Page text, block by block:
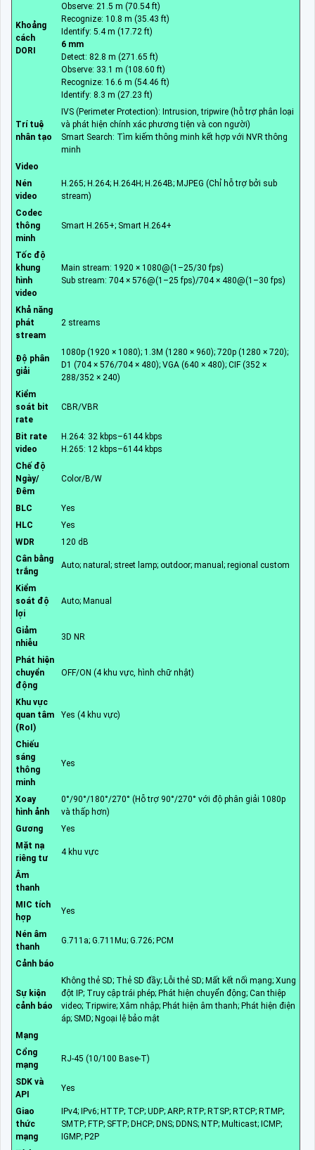
Khoảng
cách
DORI
Observe: 21.5 m (70.54 ft)
Recognize: 10.8 m (35.43 ft)
Identify: 5.4 m (17.72 ft)
6 mm
Detect: 82.8 m (271.65 ft)
Observe: 33.1 m (108.60 ft)
Recognize: 16.6 m (54.46 ft)
Identify: 8.3 m (27.23 ft)
Trí tuệ
nhân tạo
IVS (Perimeter Protection): Intrusion, tripwire (hỗ trợ phân loại
và phát hiện chính xác phương tiện và con người)
Smart Search: Tìm kiếm thông minh kết hợp với NVR thông
minh
Video
Nén
video
H.265; H.264; H.264H; H.264B; MJPEG (Chỉ hỗ trợ bởi sub
stream)
Codec
thông
minh
Smart H.265+; Smart H.264+
Tốc độ
khung
hình
video
Main stream: 1920 × 1080@(1–25/30 fps)
Sub stream: 704 × 576@(1–25 fps)/704 × 480@(1–30 fps)
Khả năng
phát
stream
2 streams
Độ phân
giải
1080p (1920 × 1080); 1.3M (1280 × 960); 720p (1280 × 720);
D1 (704 × 576/704 × 480); VGA (640 × 480); CIF (352 ×
288/352 × 240)
Kiểm
soát bit
rate
CBR/VBR
Bit rate
video
H.264: 32 kbps–6144 kbps
H.265: 12 kbps–6144 kbps
Chế độ
Ngày/
Đêm
Color/B/W
BLC
Yes
HLC
Yes
WDR
120 dB
Cân bằng
trắng
Auto; natural; street lamp; outdoor; manual; regional custom
Kiểm
soát độ
lợi
Auto; Manual
Giảm
nhiễu
3D NR
Phát hiện
chuyển
động
OFF/ON (4 khu vực, hình chữ nhật)
Khu vực
quan tâm
(RoI)
Yes (4 khu vực)
Chiếu
sáng
thông
minh
Yes
Xoay
hình ảnh
0°/90°/180°/270° (Hỗ trợ 90°/270° với độ phân giải 1080p
và thấp hơn)
Gương
Yes
Mặt nạ
riêng tư
4 khu vực
Âm
thanh
MIC tích
hợp
Yes
Nén âm
thanh
G.711a; G.711Mu; G.726; PCM
Cảnh báo
Sự kiện
cảnh báo
Không thẻ SD; Thẻ SD đầy; Lỗi thẻ SD; Mất kết nối mạng; Xung
đột IP; Truy cập trái phép; Phát hiện chuyển động; Can thiệp
video; Tripwire; Xâm nhập; Phát hiện âm thanh; Phát hiện điện
áp; SMD; Ngoại lệ bảo mật
Mạng
Cổng
mạng
RJ-45 (10/100 Base-T)
SDK và
API
Yes
Giao
thức
mạng
IPv4; IPv6; HTTP; TCP; UDP; ARP; RTP; RTSP; RTCP; RTMP;
SMTP; FTP; SFTP; DHCP; DNS; DDNS; NTP; Multicast; ICMP;
IGMP; P2P